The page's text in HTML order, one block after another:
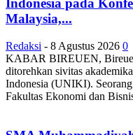
Indonesia pada
Malaysia,...
Redaksi - 8 Agustus 2026 0
KABAR BIREUEN,
ditorehkan sivitas
Indonesia (UNIKI).
Fakultas Ekonomi dan